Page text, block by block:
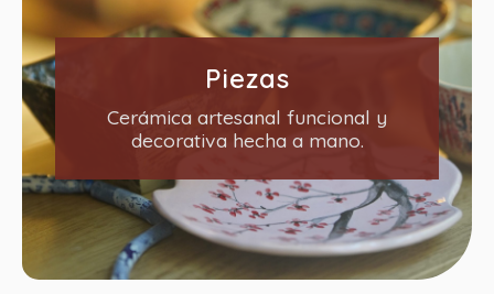
Piezas
Cerámica artesanal funcional y
decorativa hecha a mano.